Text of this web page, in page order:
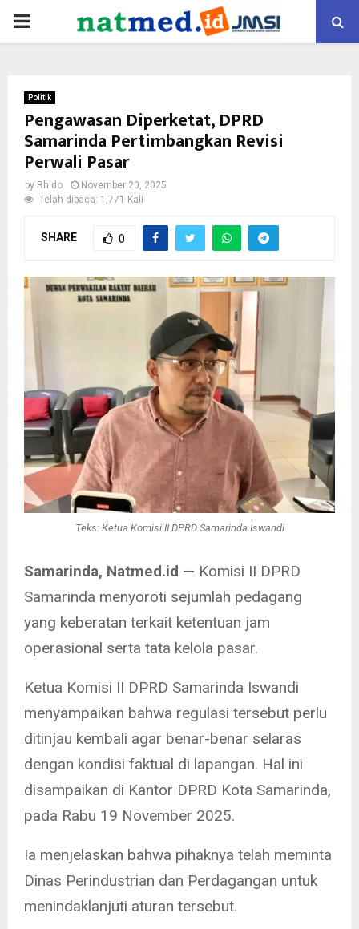
PRIMARY
Politik
Pengawasan Diperketat, DPRD
Samarinda Pertimbangkan Revisi
Perwali Pasar
by Rhido
November 20, 2025
Telah dibaca: 1,771 Kali
SHARE 0
Teks: Ketua Komisi II DPRD Samarinda Iswandi
Samarinda, Natmed.id — Komisi II DPRD
Samarinda menyoroti sejumlah pedagang
yang keberatan terkait ketentuan jam
operasional serta tata kelola pasar.
Ketua Komisi II DPRD Samarinda Iswandi
menyampaikan bahwa regulasi tersebut perlu
ditinjau kembali agar benar-benar selaras
dengan kondisi faktual di lapangan. Hal ini
disampaikan di Kantor DPRD Kota Samarinda,
pada Rabu 19 November 2025.
Ia menjelaskan bahwa pihaknya telah meminta
Dinas Perindustrian dan Perdagangan untuk
menindaklanjuti aturan tersebut.